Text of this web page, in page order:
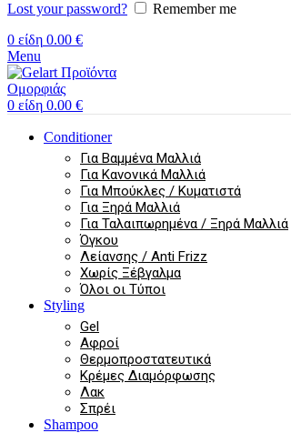
Lost your password?
Remember me
0 είδη 0.00 €
Menu
0 είδη 0.00 €
Conditioner
Για Βαμμένα Μαλλιά
Για Κανονικά Μαλλιά
Για Μπούκλες / Κυματιστά
Για Ξηρά Μαλλιά
Για Ταλαιπωρημένα / Ξηρά Μαλλιά
Όγκου
Λείανσης / Anti Frizz
Χωρίς Ξέβγαλμα
Όλοι οι Τύποι
Styling
Gel
Αφροί
Θερμοπροστατευτικά
Κρέμες Διαμόρφωσης
Λακ
Σπρέι
Shampoo